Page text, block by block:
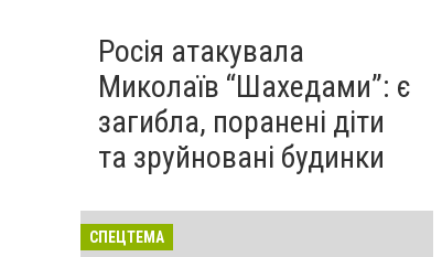
Росія атакувала
Миколаїв “Шахедами”: є
загибла, поранені діти
та зруйновані будинки
СПЕЦТЕМА